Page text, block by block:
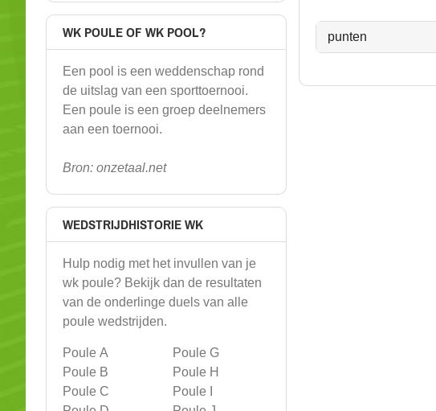
WK POULE OF WK POOL?
Een pool is een weddenschap rond
de uitslag van een sporttoernooi.
Een poule is een groep deelnemers
aan een toernooi.
Bron: onzetaal.net
WEDSTRIJDHISTORIE WK
Hulp nodig met het invullen van je
wk poule? Bekijk dan de resultaten
van de onderlinge duels van alle
poule wedstrijden.
Poule A
Poule B
Poule C
Poule G
Poule H
Poule I
punten